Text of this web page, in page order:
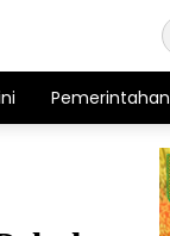
Pemerintahan